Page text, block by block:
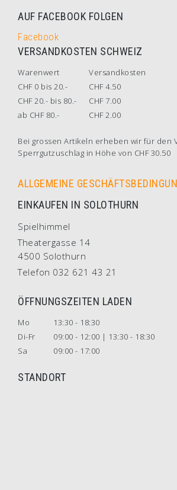
AUF FACEBOOK FOLGEN
Facebook
VERSANDKOSTEN SCHWEIZ
Warenwert
Versandkosten
CHF 0 bis 20.-
CHF 4.50
CHF 20.- bis 80.-
CHF 7.00
ab CHF 80.-
CHF 2.00
Bei grossen Artikeln erheben wir für den
Sperrgutzuschlag in Höhe von CHF 30.50
ALLGEMEINE
EINKAUFEN IN SOLOTHURN
Spielhimmel
Theatergasse 14
4500 Solothurn
Telefon 032 621 43 21
ÖFFNUNGSZEITEN LADEN
Mo
13:30 - 18:30
Di-Fr
09:00 - 12:00 | 13:30 - 18:30
Sa
09:00 - 17:00
STANDORT